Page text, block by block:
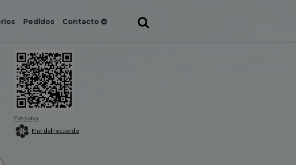
Pedidos Contacto
Foto viva
Flor del recuerdo